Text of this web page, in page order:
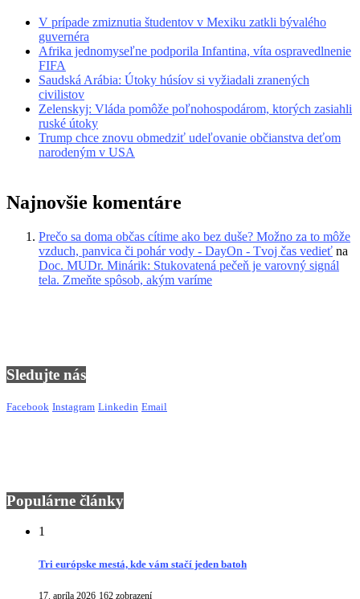
V prípade zmiznutia študentov v Mexiku zatkli bývalého
guvernéra
Afrika jednomyseľne podporila Infantina, víta ospravedlnenie
FIFA
Saudská Arábia: Útoky húsíov si vyžiadali zranených
civilistov
Zelenskyj: Vláda pomôže poľnohospodárom, ktorých zasiahli
ruské útoky
Trump chce znovu obmedziť udeľovanie občianstva deťom
narodeným v USA
Najnovšie komentáre
Prečo sa doma občas cítime ako bez duše? Možno za to môže
vzduch, panvica či pohár vody - DayOn - Tvoj čas vedieť na
Doc. MUDr. Minárik: Stukovatená pečeň je varovný signál
tela. Zmeňte spôsob, akým varíme
Sledujte nás
Facebook Instagram Linkedin Email
Populárne články
1
Tri európske mestá, kde vám stačí jeden batoh
17. apríla 2026 162 zobrazení